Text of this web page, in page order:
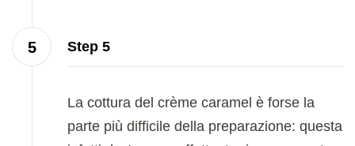
Step 5
La cottura del crème caramel è forse la
parte più difficile della preparazione: questa